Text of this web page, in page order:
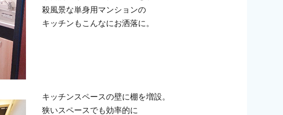
殺風景な単身用マンションの
キッチンもこんなにお洒落に。
キッチンスペースの壁に棚を増設。
狭いスペースでも効率的に